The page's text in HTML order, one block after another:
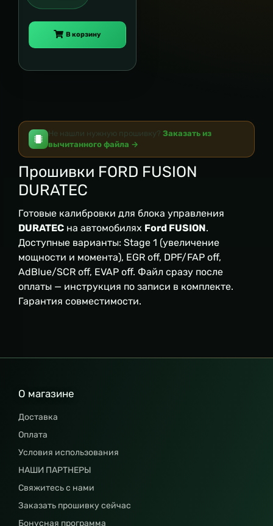
В корзину
Не нашли нужную прошивку? Заказать из
вычитанного файла →
Прошивки FORD FUSION
DURATEC
Готовые калибровки для блока управления
DURATEC на автомобилях Ford FUSION.
Доступные варианты: Stage 1 (увеличение
мощности и момента), EGR off, DPF/FAP off,
AdBlue/SCR off, EVAP off. Файл сразу после
оплаты — инструкция по записи в комплекте.
Гарантия совместимости.
О магазине
Доставка
Оплата
Условия использования
НАШИ ПАРТНЕРЫ
Свяжитесь с нами
Заказать прошивку сейчас
Бонусная программа